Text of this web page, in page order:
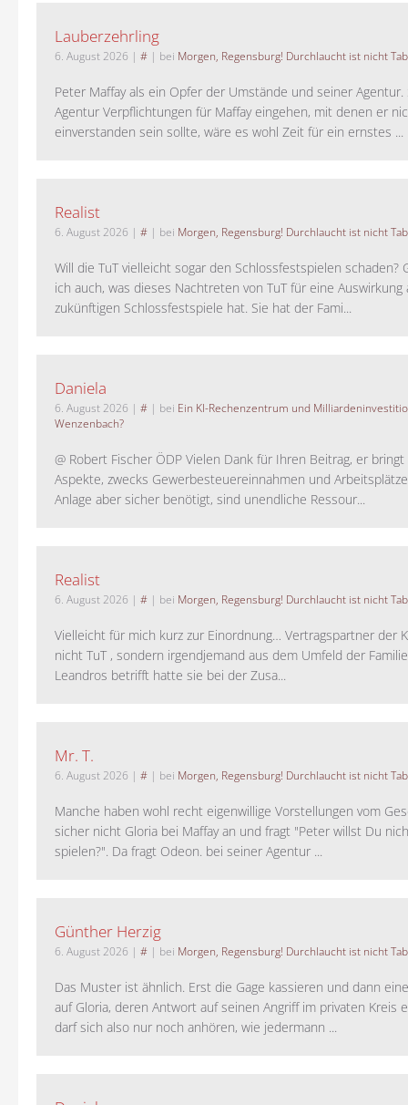
Lauberzehrling
6. August 2026 | # | bei Morgen, Regensburg! Durchlaucht ist nicht
Peter Maffay als ein Opfer der Umstände und seiner Agentur.
Agentur Verpflichtungen für Maffay eingehen, mit denen er
einverstanden sein sollte, wäre es wohl Zeit für ein ernstes ...
Realist
6. August 2026 | # | bei Morgen, Regensburg! Durchlaucht ist nicht
Will die TuT vielleicht sogar den Schlossfestspielen schaden?
ich auch, was dieses Nachtreten von TuT für eine Auswirkung
zukünftigen Schlossfestspiele hat. Sie hat der Fami...
Daniela
6. August 2026 | # | bei Ein KI-Rechenzentrum und
Wenzenbach?
@ Robert Fischer ÖDP Vielen Dank für Ihren Beitrag, er
Aspekte, zwecks Gewerbesteuereinnahmen und
Anlage aber sicher benötigt, sind unendliche Ressour...
Realist
6. August 2026 | # | bei Morgen, Regensburg! Durchlaucht ist nicht
Vielleicht für mich kurz zur Einordnung… Vertragspartner der
nicht TuT , sondern irgendjemand aus dem Umfeld der
Leandros betrifft hatte sie bei der Zusa...
Mr. T.
6. August 2026 | # | bei Morgen, Regensburg! Durchlaucht ist nicht
Manche haben wohl recht eigenwillige Vorstellungen vom
sicher nicht Gloria bei Maffay an und fragt "Peter willst Du
spielen?". Da fragt Odeon. bei seiner Agentur ...
Günther Herzig
6. August 2026 | # | bei Morgen, Regensburg! Durchlaucht ist nicht
Das Muster ist ähnlich. Erst die Gage kassieren und dann
auf Gloria, deren Antwort auf seinen Angriff im privaten Kreis
darf sich also nur noch anhören, wie jedermann ...